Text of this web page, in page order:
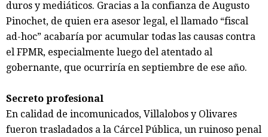
duros y mediáticos. Gracias a la confianza de Augusto
Pinochet, de quien era asesor legal, el llamado “fiscal
ad-hoc” acabaría por acumular todas las causas contra
el FPMR, especialmente luego del atentado al
gobernante, que ocurriría en septiembre de ese año.
Secreto profesional
En calidad de incomunicados, Villalobos y Olivares
fueron trasladados a la Cárcel Pública, un ruinoso penal